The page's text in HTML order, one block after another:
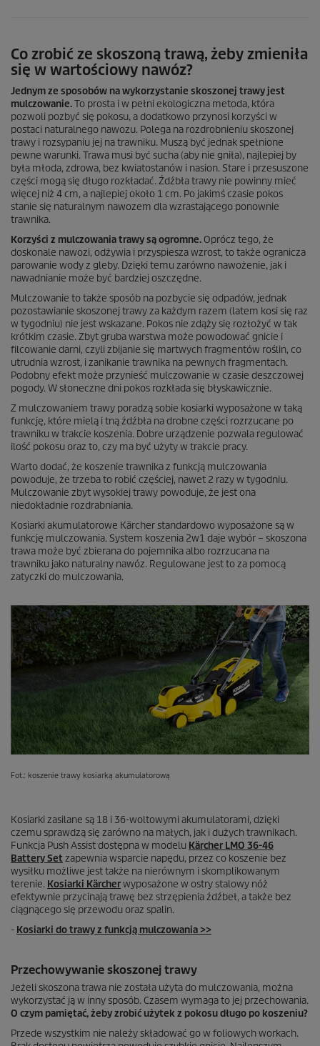
Co zrobić ze skoszoną trawą, żeby zmieniła
się w wartościowy nawóz?
Jednym ze sposobów na wykorzystanie skoszonej trawy jest
mulczowanie.To prosta i w pełni ekologiczna metoda, która
pozwoli pozbyć się pokosu, a dodatkowo przynosi korzyści w
postaci naturalnego nawozu. Polega na rozdrobnieniu skoszonej
trawy i rozsypaniu jej na trawniku. Muszą być jednak spełnione
pewne warunki. Trawa musi być sucha (aby nie gniła), najlepiej by
była młoda, zdrowa, bez kwiatostanów i nasion. Stare i przesuszone
części mogą się długo rozkładać. Źdźbła trawy nie powinny mieć
więcej niż 4 cm, a najlepiej około 1 cm. Po jakimś czasie pokos
stanie się naturalnym nawozem dla wzrastającego ponownie
trawnika.
Korzyści z mulczowania trawy są ogromne. Oprócz tego, że
doskonale nawozi, odżywia i przyspiesza wzrost, to także ogranicza
parowanie wody z gleby. Dzięki temu zarówno nawożenie, jak i
nawadnianie może być bardziej oszczędne.
Mulczowanie to także sposób na pozbycie się odpadów, jednak
pozostawianie skoszonej trawy za każdym razem (latem kosi się raz
w tygodniu) nie jest wskazane. Pokos nie zdąży się rozłożyć w tak
krótkim czasie. Zbyt gruba warstwa może powodować gnicie i
filcowanie darni, czyli zbijanie się martwych fragmentów roślin, co
utrudnia wzrost, i zanikanie trawnika na pewnych fragmentach.
Podobny efekt może przynieść mulczowanie w czasie deszczowej
pogody. W słoneczne dni pokos rozkłada się błyskawicznie.
Z mulczowaniem trawy poradzą sobie kosiarki wyposażone w taką
funkcję, które mielą i tną źdźbła na drobne części rozrzucane po
trawniku w trakcie koszenia. Dobre urządzenie pozwala regulować
ilość pokosu oraz to, czy ma być użyty w trakcie pracy.
Warto dodać, że koszenie trawnika z funkcją mulczowania
powoduje, że trzeba to robić częściej, nawet 2 razy w tygodniu.
Mulczowanie zbyt wysokiej trawy powoduje, że jest ona
niedokładnie rozdrabniania.
Kosiarki akumulatorowe Kärcher standardowo wyposażone są w
funkcję mulczowania. System koszenia 2w1 daje wybór – skoszona
trawa może być zbierana do pojemnika albo rozrzucana na
trawniku jako naturalny nawóz. Regulowane jest to za pomocą
zatyczki do mulczowania.
Fot.: koszenie trawy kosiarką akumulatorową
Kosiarki zasilane są 18 i 36-woltowymi akumulatorami, dzięki
czemu sprawdzą się zarówno na małych, jak i dużych trawnikach.
Funkcja Push Assist dostępna w modelu Kärcher LMO 36-46
Battery Set zapewnia wsparcie napędu, przez co koszenie bez
wysiłku możliwe jest także na nierównym i skomplikowanym
terenie. Kosiarki Kärcherwyposażone w ostry stalowy nóż
efektywnie przycinają trawę bez strzępienia źdźbeł, a także bez
ciągnącego się przewodu oraz spalin.
- Kosiarki do trawy z funkcją mulczowania >>
Przechowywanie skoszonej trawy
Jeżeli skoszona trawa nie została użyta do mulczowania, można
wykorzystać ją w inny sposób. Czasem wymaga to jej przechowania.
O czym pamiętać, żeby zrobić użytek z pokosu długo po koszeniu?
Przede wszystkim nie należy składować go w foliowych workach.